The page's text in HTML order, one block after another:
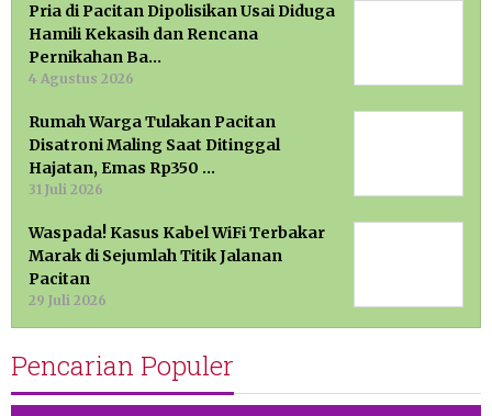
Pria di Pacitan Dipolisikan Usai Diduga
Hamili Kekasih dan Rencana
Pernikahan Ba…
4 Agustus 2026
Rumah Warga Tulakan Pacitan
Disatroni Maling Saat Ditinggal
Hajatan, Emas Rp350 …
31 Juli 2026
Waspada! Kasus Kabel WiFi Terbakar
Marak di Sejumlah Titik Jalanan
Pacitan
29 Juli 2026
Pencarian Populer